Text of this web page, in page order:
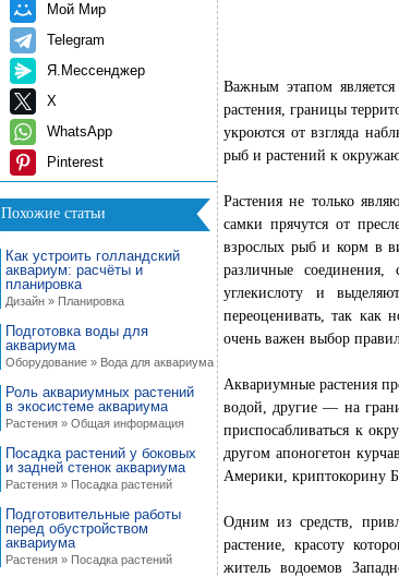
Мой Мир
Telegram
Я.Мессенджер
X
WhatsApp
Pinterest
Похожие статьи
Как устроить голландский
аквариум: расчёты и
планировка
Дизайн » Планировка
Подготовка воды для
аквариума
Оборудование » Вода для аквариума
Роль аквариумных растений
в экосистеме аквариума
Растения » Общая информация
Посадка растений у боковых
и задней стенок аквариума
Растения » Посадка растений
Подготовительные работы
перед обустройством
аквариума
Растения » Посадка растений
Важным этапом
растения, границы
укроются от взгляда
рыб и растений к
Растения не только
самки прячутся от
взрослых рыб и корм в
различные
углекислоту и
переоценивать, так как
очень важен выбор
Аквариумные растения
водой, другие — на
приспосабливаться к
другом апоногетон
Америки, криптокорину
Одним из средств,
растение, красоту
житель водоемов